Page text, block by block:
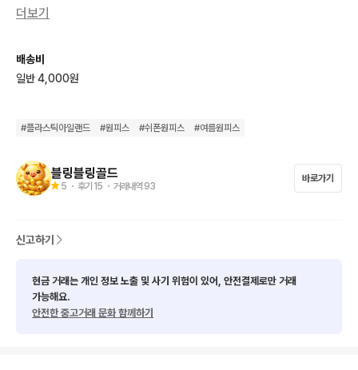
넉넉하게 나왔어요
가슴반품 49
총장 107
💢 제주도 6500
더보기
배송비
일반 4,000원
#플라스틱아일랜드 #원피스 #쉬폰원피스 #여름원피스
블링블링골드
5 ・ 후기 15 ・ 거래내역 93
바로가기
신고하기
현금 거래는 개인 정보 노출 및 사기 위험이 있어, 안전결제로만 거래
가능해요.
안전한 중고거래 문화 함께하기